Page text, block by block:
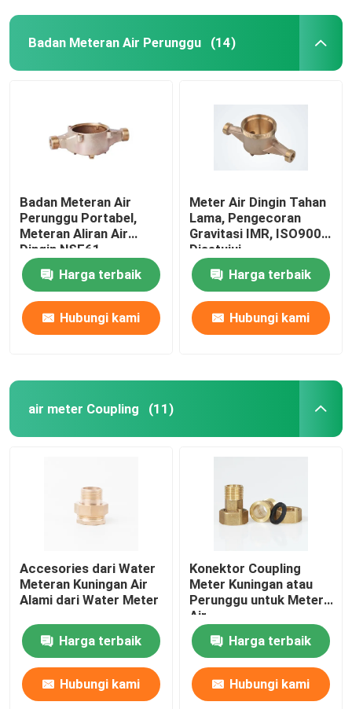
Badan Meteran Air Perunggu (14)
Badan Meteran Air
Perunggu Portabel,
Meteran Aliran Air
Dingin NSF61
Harga terbaik
Hubungi kami
Meter Air Dingin Tahan
Lama, Pengecoran
Gravitasi IMR, ISO9001
Disetujui
Harga terbaik
Hubungi kami
air meter Coupling (11)
Accesories dari Water
Meteran Kuningan Air
Alami dari Water Meter
Harga terbaik
Hubungi kami
Konektor Coupling
Meter Kuningan atau
Perunggu untuk Meter
Air
Harga terbaik
Hubungi kami